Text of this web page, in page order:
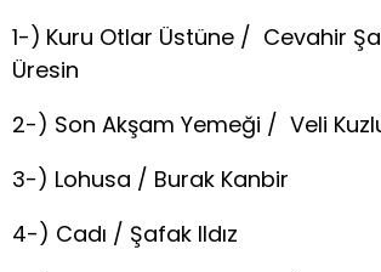
1-) Kuru Otlar Üstüne / Cevahir
Üresin
2-) Son Akşam Yemeği / Veli
3-) Lohusa / Burak Kanbir
4-) Cadı / Şafak Ildız